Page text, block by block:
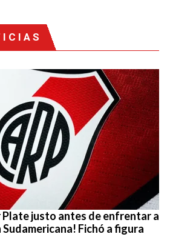
Plate justo antes de enfrentar a
Sudamericana! Fichó a figura